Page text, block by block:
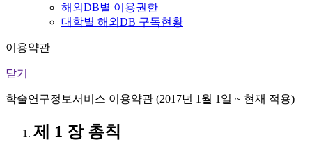
해외DB별 이용권한
대학별 해외DB 구독현황
이용약관
닫기
학술연구정보서비스 이용약관 (2017년 1월 1일 ~ 현재 적용)
제 1 장 총칙